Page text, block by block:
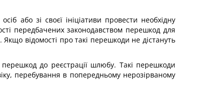
або зі своєї ініціативи провести необхідну
передбачених законодавством перешкод для
Якщо відомості про такі перешкоди не дістануть
до реєстрації шлюбу. Такі перешкоди
перебування в попередньому нерозірваному